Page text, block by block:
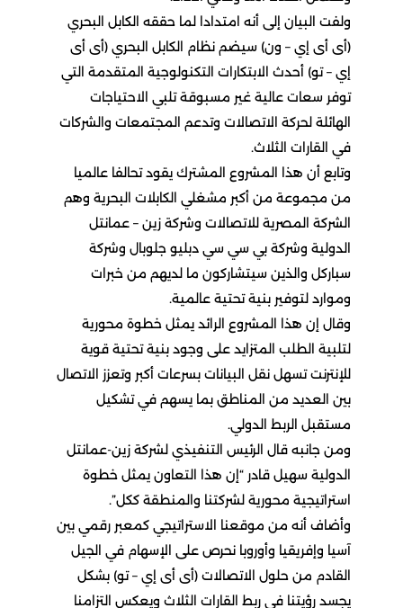
ولفت البيان إلى أنه امتدادا لما حققه الكابل البحري
(أى أى إي – ون) سيضم نظام الكابل البحري (أى أى
إي – تو) أحدث الابتكارات التكنولوجية المتقدمة التي
توفر سعات عالية غير مسبوقة تلبي الاحتياجات
الهائلة لحركة الاتصالات وتدعم المجتمعات والشركات
في القارات الثلاث.
وتابع أن هذا المشروع المشترك يقود تحالفا عالميا
من مجموعة من أكبر مشغلي الكابلات البحرية وهم
الشركة المصرية للاتصالات وشركة زين – عمانتل
الدولية وشركة بي سي سي دبليو جلوبال وشركة
سباركل والذين سيتشاركون ما لديهم من خبرات
وموارد لتوفير بنية تحتية عالمية.
وقال إن هذا المشروع الرائد يمثل خطوة محورية
لتلبية الطلب المتزايد على وجود بنية تحتية قوية
للإنترنت تسهل نقل البيانات بسرعات أكبر وتعزز الاتصال
بين العديد من المناطق بما يسهم في تشكيل
مستقبل الربط الدولي.
ومن جانبه قال الرئيس التنفيذي لشركة زين-عمانتل
الدولية سهيل قادر “إن هذا التعاون يمثل خطوة
استراتيجية محورية لشركتنا والمنطقة ككل”.
وأضاف أنه من موقعنا الاستراتيجي كمعبر رقمي بين
آسيا وإفريقيا وأوروبا نحرص على الإسهام في الجيل
القادم من حلول الاتصالات (أى أى إي – تو) بشكل
يجسد رؤيتنا في ربط القارات الثلاث ويعكس التزامنا